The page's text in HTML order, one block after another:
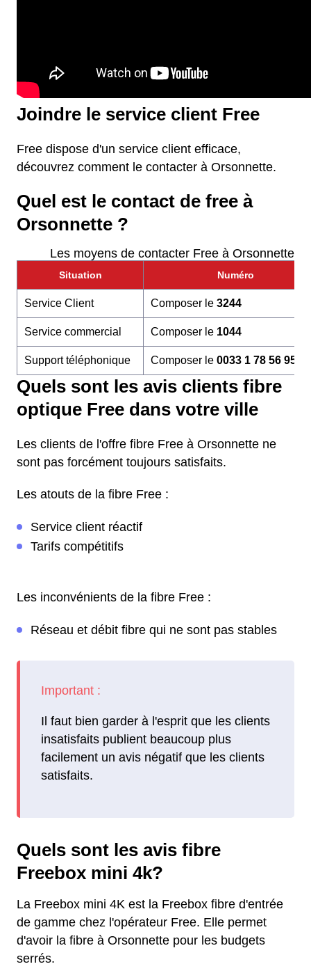
Joindre le service client Free
Free dispose d'un service client efficace,
découvrez comment le contacter à Orsonnette.
Quel est le contact de free à
Orsonnette ?
Les moyens de contacter Free à Orsonnette
Situation Numéro
Service Client Composer le 3244
Service commercial Composer le 1044
Support téléphonique Composer le 0033 1 78 56 95 60
Quels sont les avis clients fibre
optique Free dans votre ville
Les clients de l'offre fibre Free à Orsonnette ne
sont pas forcément toujours satisfaits.
Les atouts de la fibre Free :
Service client réactif
Tarifs compétitifs
Les inconvénients de la fibre Free :
Réseau et débit fibre qui ne sont pas stables
Il faut bien garder à l'esprit que les clients
insatisfaits publient beaucoup plus
facilement un avis négatif que les clients
satisfaits.
Quels sont les avis fibre
Freebox mini 4k?
La Freebox mini 4K est la Freebox fibre d'entrée
de gamme chez l'opérateur Free. Elle permet
d'avoir la fibre à Orsonnette pour les budgets
serrés.